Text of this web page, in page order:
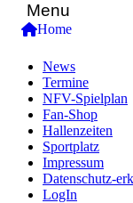
Menu
Home
News
Termine
NFV-Spielplan
Fan-Shop
Hallenzeiten
Sportplatz
Impressum
Datenschutz-
LogIn